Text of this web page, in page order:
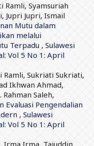
Ramli, Syamsuriah
Jupri Jupri, Ismail
Mutu dalam
melalui
Terpadu , Sulawesi
Vol 5 No 1: April
Ramli, Sukriati Sukriati,
Ikhwan Ahmad,
Saleh,
Pengendalian
, Sulawesi
Vol 5 No 1: April
Irma Irma, Tajuddin